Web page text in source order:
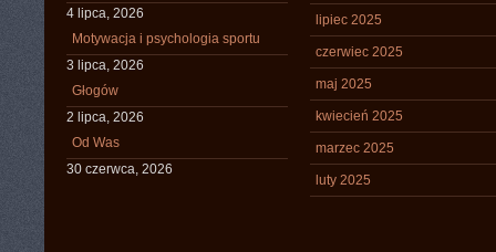
4 lipca, 2026
Motywacja i psychologia sportu
3 lipca, 2026
Głogów
2 lipca, 2026
Od Was
30 czerwca, 2026
lipiec 2025
czerwiec 2025
maj 2025
kwiecień 2025
marzec 2025
luty 2025